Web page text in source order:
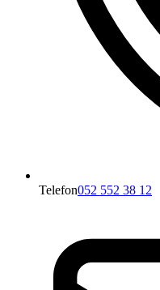
Telefon052 552 38 12